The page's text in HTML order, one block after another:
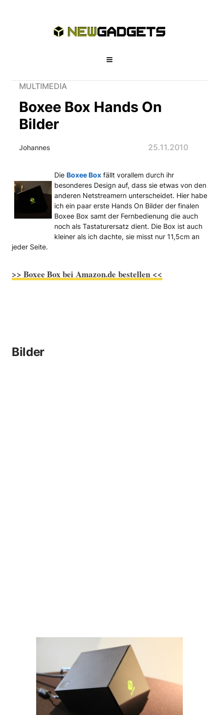
MULTIMEDIA
Boxee Box Hands On
Bilder
Johannes 25.11.2010
Boxee Box Hands On Bilder
Die Boxee Boxfällt vorallem durch ihr
besonderes Design auf, dass sie etwas von den
anderen Netstreamern unterscheidet. Hier habe
ich ein paar erste Hands On Bilder der finalen
Boxee Box samt der Fernbedienung die auch
noch als Tastaturersatz dient. Die Box ist auch
kleiner als ich dachte, sie misst nur 11,5cm an
jeder Seite.
>> Boxee Box bei Amazon.de bestellen <<
Bilder